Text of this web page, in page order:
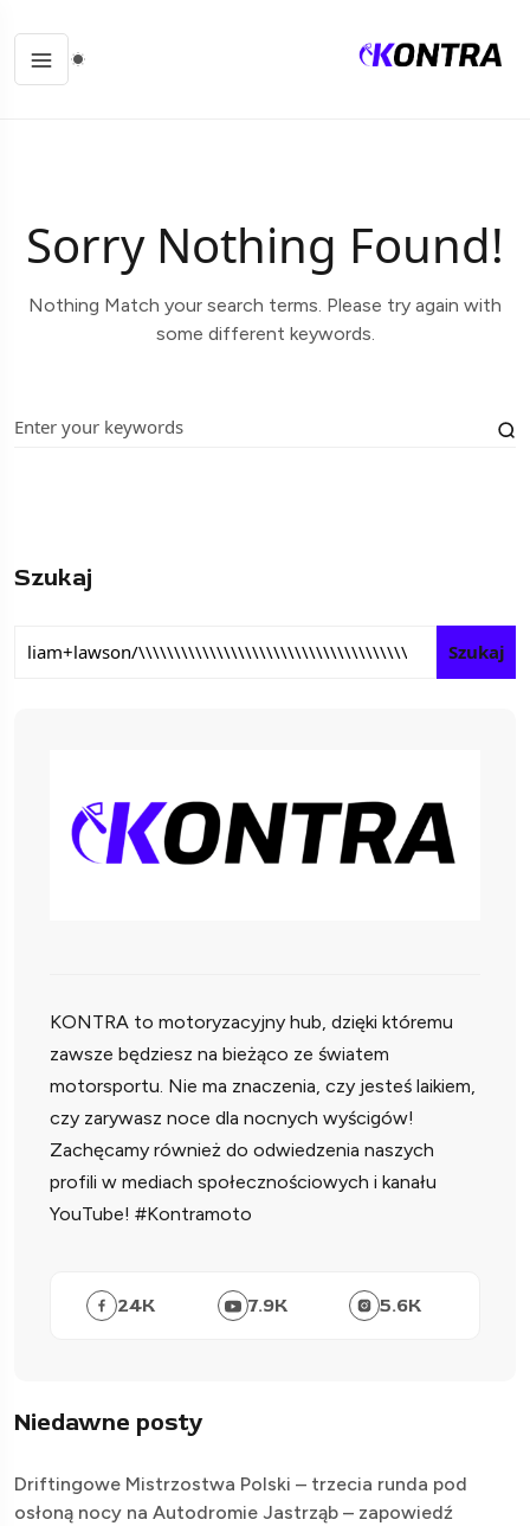
Sorry Nothing Found!
Nothing Match your search terms. Please try again with
some different keywords.
Szukaj
Szukaj
KONTRA to motoryzacyjny hub, dzięki któremu
zawsze będziesz na bieżąco ze światem
motorsportu. Nie ma znaczenia, czy jesteś laikiem,
czy zarywasz noce dla nocnych wyścigów!
Zachęcamy również do odwiedzenia naszych
profili w mediach społecznościowych i kanału
YouTube! #Kontramoto
24K 7.9K 5.6K
Niedawne posty
Driftingowe Mistrzostwa Polski – trzecia runda pod
osłoną nocy na Autodromie Jastrząb – zapowiedź